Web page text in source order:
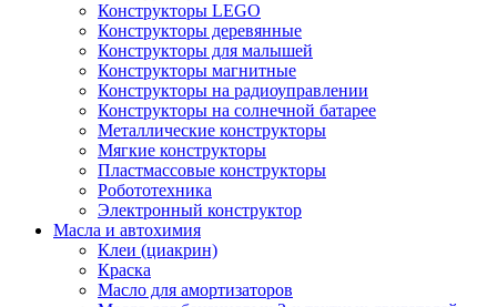
Конструкторы LEGO
Конструкторы деревянные
Конструкторы для малышей
Конструкторы магнитные
Конструкторы на радиоуправлении
Конструкторы на солнечной батарее
Металлические конструкторы
Мягкие конструкторы
Пластмассовые конструкторы
Робототехника
Электронный конструктор
Масла и автохимия
Клеи (циакрин)
Краска
Масло для амортизаторов